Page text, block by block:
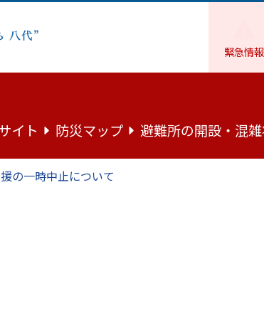
緊急情報
イト 防災マップ 避難所の開設・混
の一時中止について
委託に係る公募型プロポーザルの中止」について